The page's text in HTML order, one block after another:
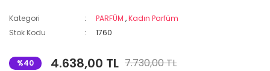
Kategori PARFÜM ,Kadın Parfüm
Stok Kodu
1760
%40 4.638,00 TL 7.730,00 TL